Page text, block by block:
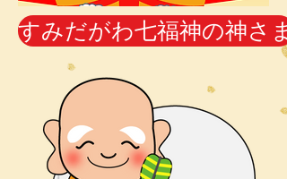
すみだがわ七福神の神さま